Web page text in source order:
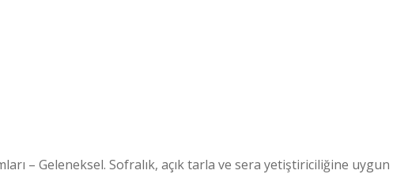
– Geleneksel. Sofralık, açık tarla ve sera yetiştiriciliğine uygun